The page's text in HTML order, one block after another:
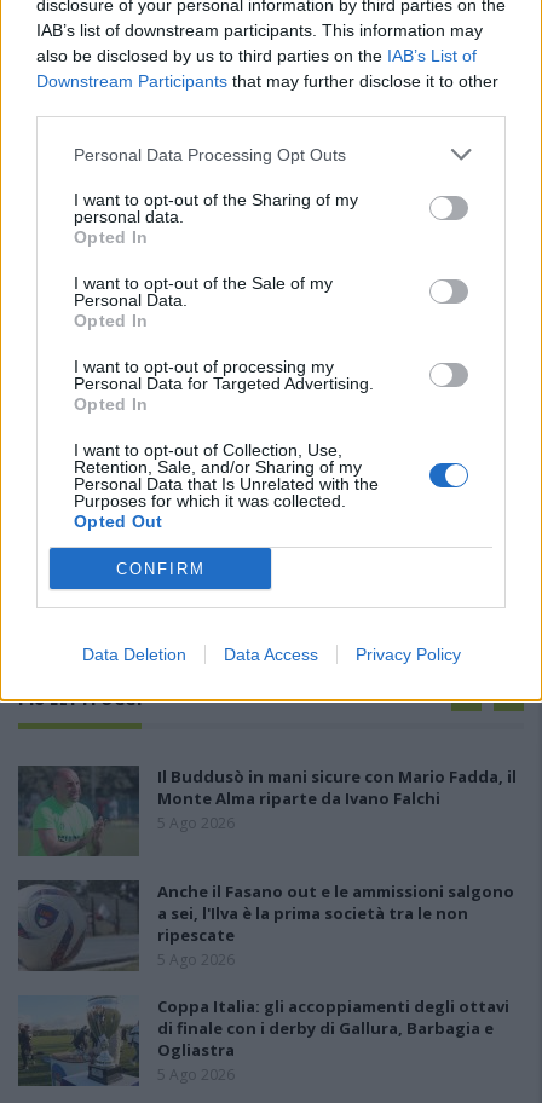
disclosure of your personal information by third parties on the
IAB’s list of downstream participants. This information may
also be disclosed by us to third parties on the IAB’s List of
Downstream Participants that may further disclose it to other
Personal Data Processing Opt Outs
I want to opt-out of the Sharing of my
personal data.
Opted In
I want to opt-out of the Sale of my
Personal Data.
Opted In
I want to opt-out of processing my
Personal Data for Targeted Advertising.
Opted In
I want to opt-out of Collection, Use,
Retention, Sale, and/or Sharing of my
Personal Data that Is Unrelated with the
Purposes for which it was collected.
Opted Out
CONFIRM
Data Deletion Data Access Privacy Policy
PIÙ LETTI OGGI
Il Buddusò in mani sicure con Mario Fadda, il
Monte Alma riparte da Ivano Falchi
5 Ago 2026
Anche il Fasano out e le ammissioni salgono
a sei, l'Ilva è la prima società tra le non
ripescate
5 Ago 2026
Coppa Italia: gli accoppiamenti degli ottavi
di finale con i derby di Gallura, Barbagia e
Ogliastra
5 Ago 2026